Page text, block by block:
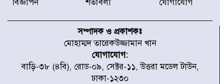
সাগরে অবমুক্ত
মাতারবাড়ী পৌঁছে নির্ধারিত কর্মসূচিতে
যোগ দিয়েছেন প্রধানমন্ত্রী
বিজ্ঞাপন শর্তাবলী যোগাযোগ
সম্পাদক ও প্রকাশকঃ
মোহাম্মদ তারেকউজ্জামান খান
যোগাযোগ:
বাড়ি-৩৮ (৪বি), রোড-০৯, সেক্টর-১১, উত্তরা মডেল টাউন,
ঢাকা-১২৩০